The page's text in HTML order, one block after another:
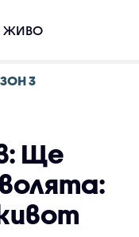
ЖИВО
3
Ще